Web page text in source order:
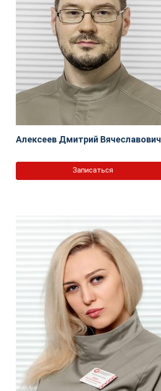
Алексеев Дмитрий Вячеславович
Записаться